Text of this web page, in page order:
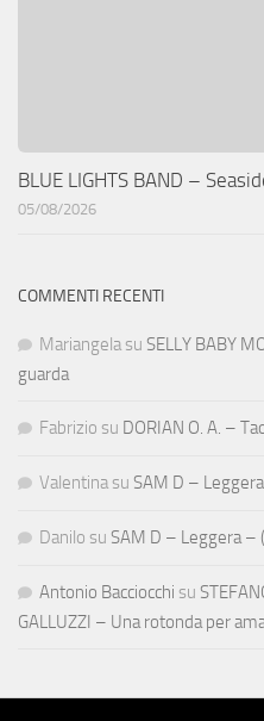
BLUE LIGHTS BAND –
05/08/2026
COMMENTI RECENTI
Mariangela su SELLY BABY
guarda
Fabrizio su DORIAN O. A. –
Valentina su SAM D –
Danilo su SAM D – Leggera –
Antonio Bacciocchi su
GALLUZZI – Una rotonda per